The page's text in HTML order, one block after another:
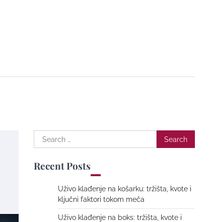
Search
for:
Recent Posts
Uživo klađenje na košarku: tržišta, kvote i
ključni faktori tokom meča
Uživo klađenje na boks: tržišta, kvote i